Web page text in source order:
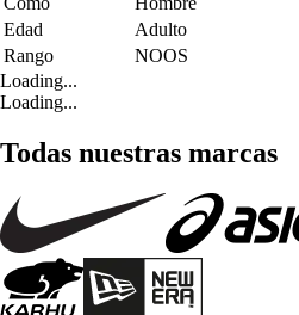
Edad
Adulto
Rango
NOOS
Loading...
Loading...
Todas nuestras marcas